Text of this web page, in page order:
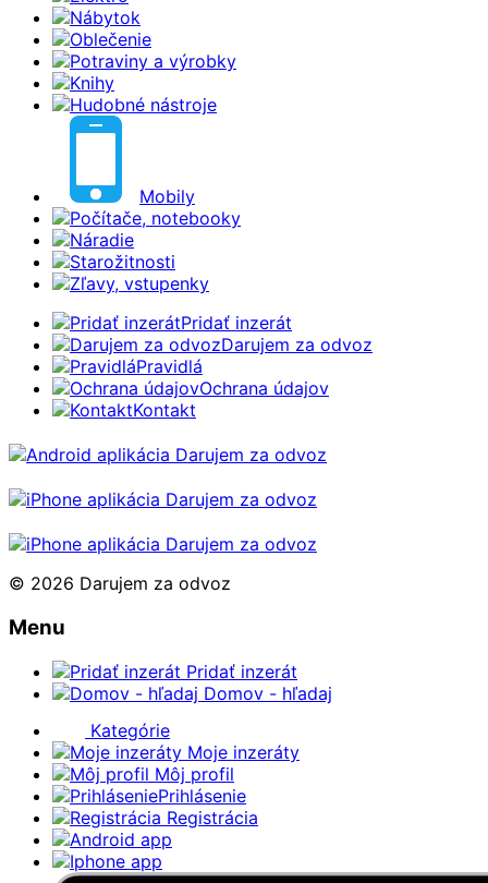
Nábytok
Oblečenie
Potraviny a výrobky
Knihy
Hudobné nástroje
Mobily
Počítače, notebooky
Náradie
Starožitnosti
Zľavy, vstupenky
Pridať inzerát
Darujem za odvoz
Pravidlá
Ochrana údajov
Kontakt
© 2026 Darujem za odvoz
Menu
Pridať inzerát
Domov - hľadaj
Kategórie
Moje inzeráty
Môj profil
Prihlásenie
Registrácia